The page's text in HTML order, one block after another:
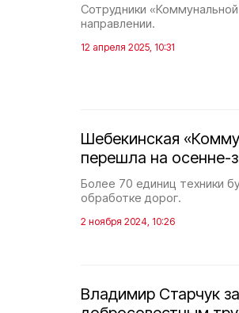
Сотрудники
направлении.
12 апреля 2025, 10:31
Шебекинская
перешла на
Более 70 единиц техники
обработке дорог.
2 ноября 2024, 10:26
Владимир Старчук